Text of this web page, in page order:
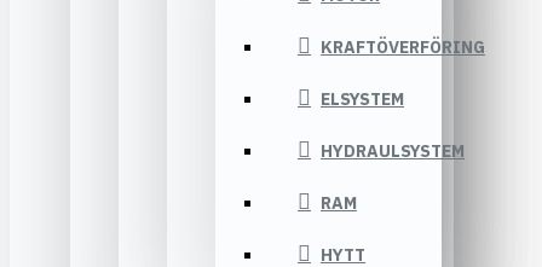
KRAFTÖVERFÖRING
ELSYSTEM
HYDRAULSYSTEM
RAM
HYTT